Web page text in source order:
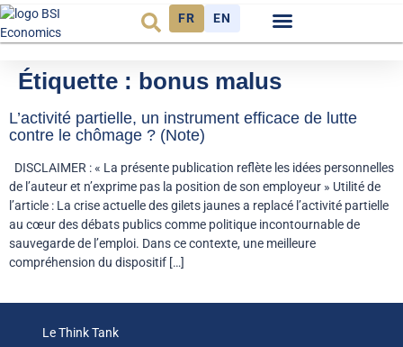
FR EN
Étiquette : bonus malus
L’activité partielle, un instrument efficace de lutte
contre le chômage ? (Note)
DISCLAIMER : « La présente publication reflète les idées personnelles
de l’auteur et n’exprime pas la position de son employeur » Utilité de
l’article : La crise actuelle des gilets jaunes a replacé l’activité partielle
au cœur des débats publics comme politique incontournable de
sauvegarde de l’emploi. Dans ce contexte, une meilleure
compréhension du dispositif […]
Le Think Tank